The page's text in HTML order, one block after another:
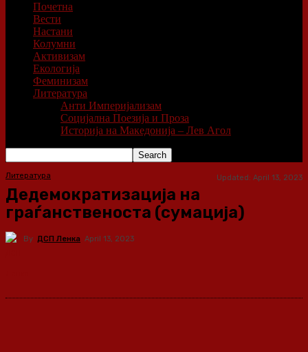
Почетна
Вести
Настани
Колумни
Активизам
Екологија
Феминизам
Литература
Анти Империјализам
Социјална Поезија и Проза
Историја на Македонија – Лев Агол
Литература Updated: April 13, 2023
Дедемократизација на
граѓанственоста (сумација)
By ДСП Ленка April 13, 2023